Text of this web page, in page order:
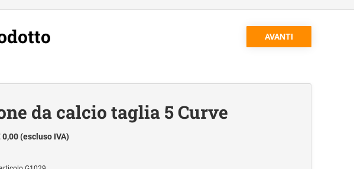
da calcio taglia 5 Curve
0,00 (escluso IVA)